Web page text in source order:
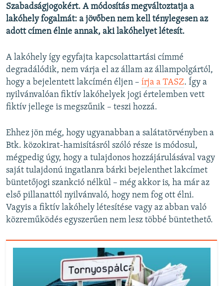
Szabadságjogokért. A módosítás megváltoztatja a
lakóhely fogalmát: a jövőben nem kell ténylegesen az
adott címen élnie annak, aki lakóhelyet létesít.
A lakóhely így egyfajta kapcsolattartási címmé
degradálódik, nem várja el az állam az állampolgártól,
hogy a bejelentett lakcímén éljen – írja a TASZ. Így a
nyilvánvalóan fiktív lakóhelyek jogi értelemben vett
fiktív jellege is megszűnik – teszi hozzá.
Ehhez jön még, hogy ugyanabban a salátatörvényben a
Btk. közokirat-hamisításról szóló része is módosul,
mégpedig úgy, hogy a tulajdonos hozzájárulásával vagy
saját tulajdonú ingatlanra bárki bejelenthet lakcímet
büntetőjogi szankció nélkül – még akkor is, ha már az
első pillanattól nyilvánvaló, hogy nem fog ott élni.
Vagyis a fiktív lakóhely létesítése vagy az abban való
közreműködés egyszerűen nem lesz többé büntethető.